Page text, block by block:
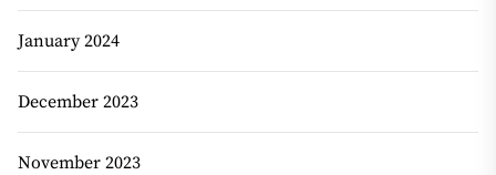
January 2024
December 2023
November 2023